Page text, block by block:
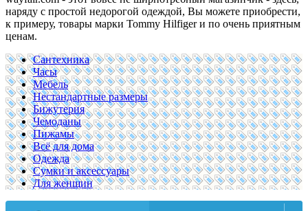
наряду с простой недорогой одеждой, Вы можете приобрести,
к примеру, товары марки Tommy Hilfiger и по очень приятным
ценам.
Сантехника
Часы
Мебель
Нестандартные размеры
Бижутерия
Чемоданы
Пижамы
Всё для дома
Одежда
Сумки и аксессуары
Для женщин